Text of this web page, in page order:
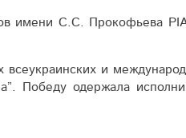
имени С.С. Прокофьева
и
Победу одержала